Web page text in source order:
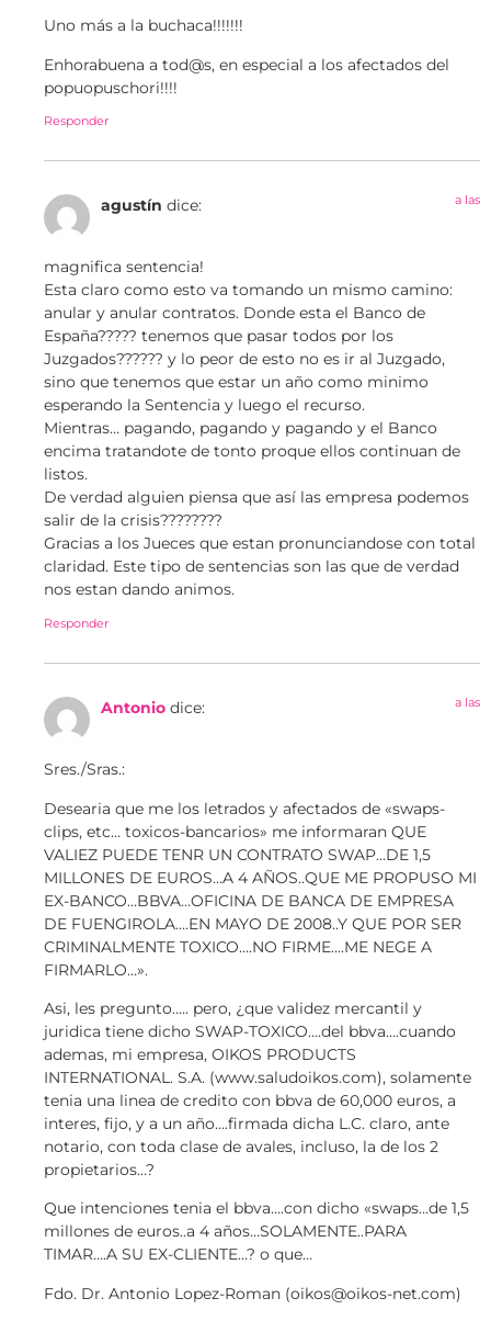
Uno más a la buchaca!!!!!!!
Enhorabuena a tod@s, en especial a los afectados del
popuopuschori!!!!
Responder
agustín dice: a las
magnifica sentencia!
Esta claro como esto va tomando un mismo camino:
anular y anular contratos. Donde esta el Banco de
España????? tenemos que pasar todos por los
Juzgados?????? y lo peor de esto no es ir al Juzgado,
sino que tenemos que estar un año como minimo
esperando la Sentencia y luego el recurso.
Mientras… pagando, pagando y pagando y el Banco
encima tratandote de tonto proque ellos continuan de
listos.
De verdad alguien piensa que así las empresa podemos
salir de la crisis????????
Gracias a los Jueces que estan pronunciandose con total
claridad. Este tipo de sentencias son las que de verdad
nos estan dando animos.
Responder
Antonio dice: a las
Sres./Sras.:
Desearia que me los letrados y afectados de «swaps-
clips, etc… toxicos-bancarios» me informaran QUE
VALIEZ PUEDE TENR UN CONTRATO SWAP…DE 1,5
MILLONES DE EUROS…A 4 AÑOS..QUE ME PROPUSO MI
EX-BANCO…BBVA…OFICINA DE BANCA DE EMPRESA
DE FUENGIROLA….EN MAYO DE 2008..Y QUE POR SER
CRIMINALMENTE TOXICO….NO FIRME….ME NEGE A
FIRMARLO…».
Asi, les pregunto….. pero, ¿que validez mercantil y
juridica tiene dicho SWAP-TOXICO….del bbva….cuando
ademas, mi empresa, OIKOS PRODUCTS
INTERNATIONAL. S.A. (www.saludoikos.com), solamente
tenia una linea de credito con bbva de 60,000 euros, a
interes, fijo, y a un año….firmada dicha L.C. claro, ante
notario, con toda clase de avales, incluso, la de los 2
propietarios…?
Que intenciones tenia el bbva….con dicho «swaps…de 1,5
millones de euros..a 4 años…SOLAMENTE..PARA
TIMAR….A SU EX-CLIENTE…? o que…
Fdo. Dr. Antonio Lopez-Roman (oikos@oikos-net.com)